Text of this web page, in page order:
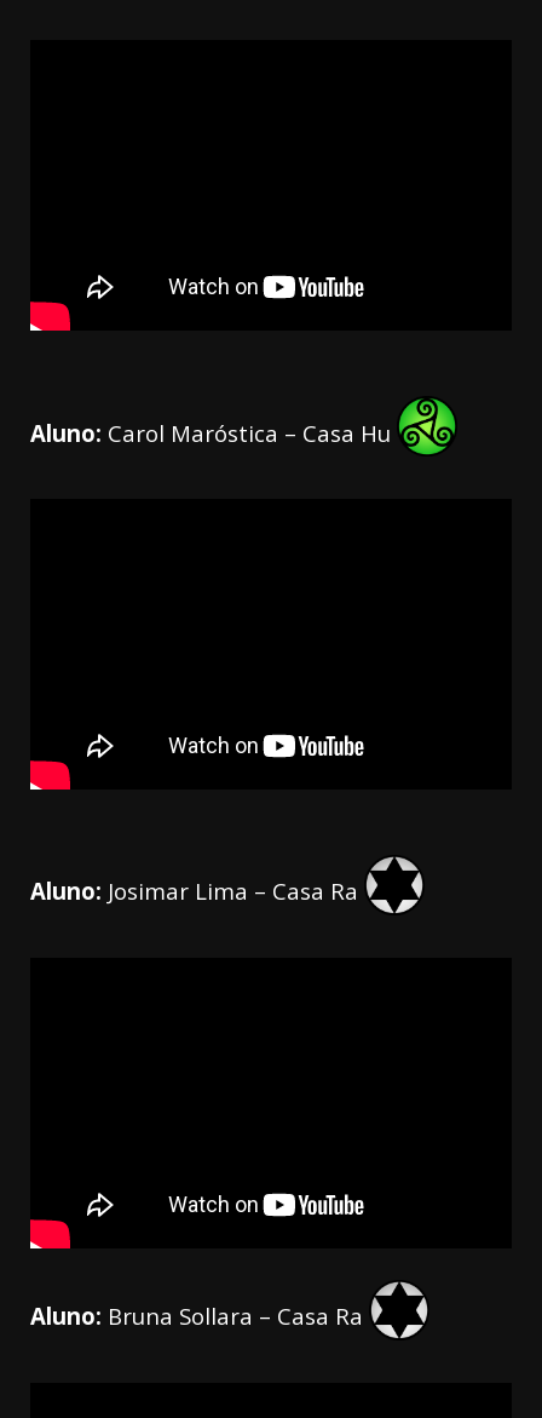
Aluno: Carol Maróstica – Casa Hu
Aluno: Josimar Lima – Casa Ra
Aluno: Bruna Sollara – Casa Ra